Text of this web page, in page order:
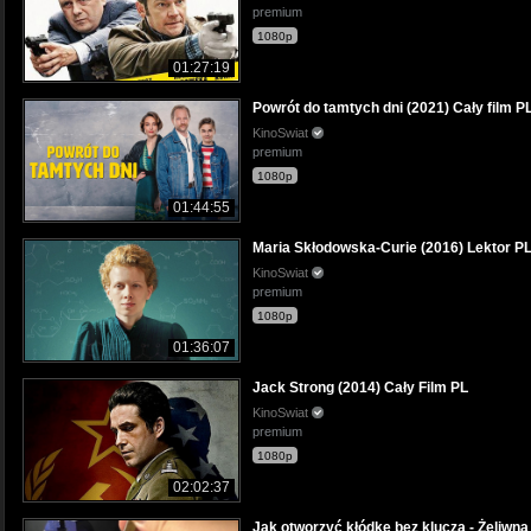
01:27:19
premium
1080p
01:44:55
Powrót do tamtych dni (2021) Cały film
KinoSwiat
premium
1080p
01:36:07
Maria Skłodowska-Curie (2016) Lektor PL
KinoSwiat
premium
1080p
02:02:37
Jack Strong (2014) Cały Film PL
KinoSwiat
premium
1080p